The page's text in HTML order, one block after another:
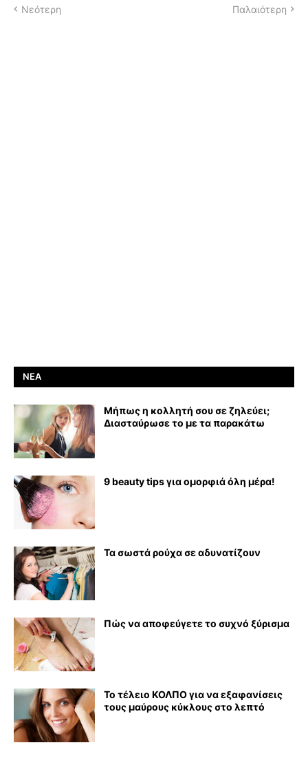
Νεότερη Παλαιότερη
ΝΈΑ
Μήπως η κολλητή σου σε ζηλεύει;
Διασταύρωσε το με τα παρακάτω
9 beauty tips για ομορφιά όλη μέρα!
Τα σωστά ρούχα σε αδυνατίζουν
Πώς να αποφεύγετε το συχνό ξύρισμα
Το τέλειο ΚΟΛΠΟ για να εξαφανίσεις
τους μαύρους κύκλους στο λεπτό